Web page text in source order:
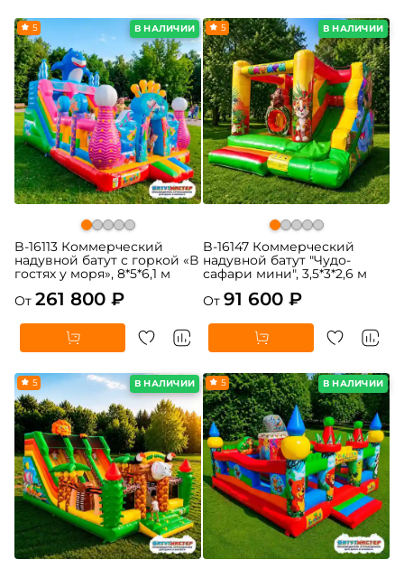
В НАЛИЧИИ
5
B-16113 Коммерческий
надувной батут с горкой «В
гостях у моря», 8*5*6,1 м
От 261 800 ₽
В НАЛИЧИИ
5
B-16147 Коммерческий
надувной батут "Чудо-
сафари мини", 3,5*3*2,6 м
От 91 600 ₽
В НАЛИЧИИ
5 В НАЛИЧИИ
5